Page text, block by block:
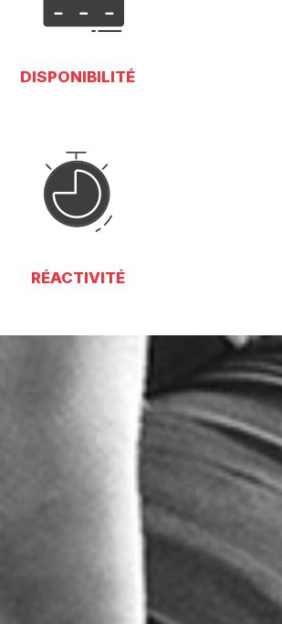
DISPONIBILITÉ
RÉACTIVITÉ